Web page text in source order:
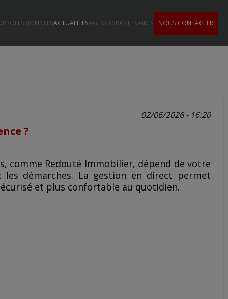
ACTUALITÉSAGENCESPARTENAIRES NOUS CONTACTER
02/06/2026 - 16:20
?
, comme Redouté Immobilier, dépend de votre
démarches. La gestion en direct permet
et plus confortable au quotidien.